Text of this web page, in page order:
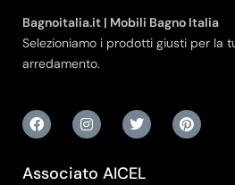
Bagnoitalia.it | Mobili Bagno Italia
Selezioniamo i prodotti giusti per la
arredamento.
Associato AICEL